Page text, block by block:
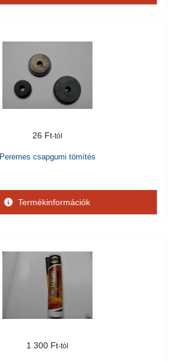
26 Ft
Peremes csapgumi tömítés
Termékinformációk
1 300 Ft